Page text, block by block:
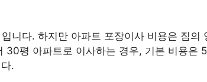
니다. 하지만 아파트 포장이사 비용은 짐의
평 아파트로 이사하는 경우, 기본 비용은
.